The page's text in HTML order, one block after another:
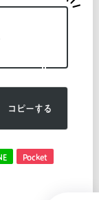
コピーする
Pocket